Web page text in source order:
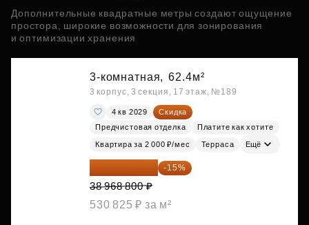
Дополнительные квадратные метры создают ощущение
простора, широкие возможности для зонирования
и оптимизации хранения
3-комнатная, 62.4м²
3 корпус, 3 секция, 17 этаж, №189
4 кв 2029
Скидка
Предчистовая отделка
Платите как хотите
Квартира за 2 000 ₽/мес Терраса Ещё
33 123 480 ₽ -15%
38 968 800 ₽
530 825 ₽ за м²